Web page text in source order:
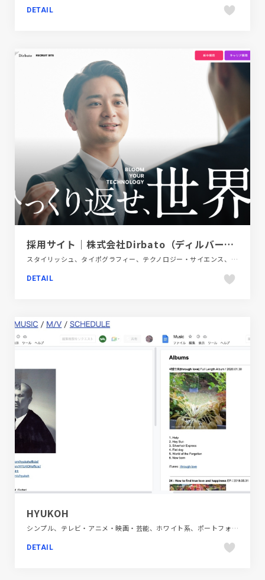
DETAIL
採用サイト｜株式会社Dirbato（ディルバート）
スタイリッシュ、タイポグラフィー、テクノロジー・サイエンス、ホワイト系、大きめ写真、新卒・中途採用サイト
DETAIL
HYUKOH
シンプル、テレビ・アニメ・映画・芸能、ホワイト系、ポートフォリオ、海外サイト
DETAIL